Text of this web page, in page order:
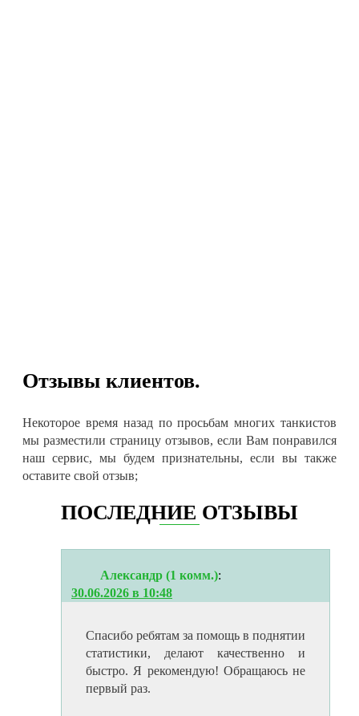
Отзывы клиентов.
Некоторое время назад по просьбам многих танкистов
мы разместили страницу отзывов, если Вам понравился
наш сервис, мы будем признательны, если вы также
оставите свой отзыв;
ПОСЛЕДНИЕ ОТЗЫВЫ
Александр (1 комм.):
30.06.2026 в 10:48
Спасибо ребятам за помощь в поднятии
статистики, делают качественно и
быстро. Я рекомендую! Обращаюсь не
первый раз.